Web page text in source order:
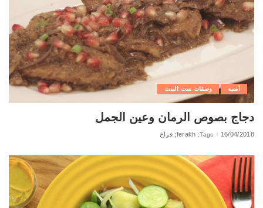
أمنيه وصفات ست البيت
دجاج بصوص الرمان وعين الجمل
16/04/2018
Tags: ferakh; فراخ